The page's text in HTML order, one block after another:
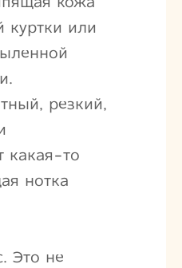
куртки или
резкий,
какая-то
нотка
Это не